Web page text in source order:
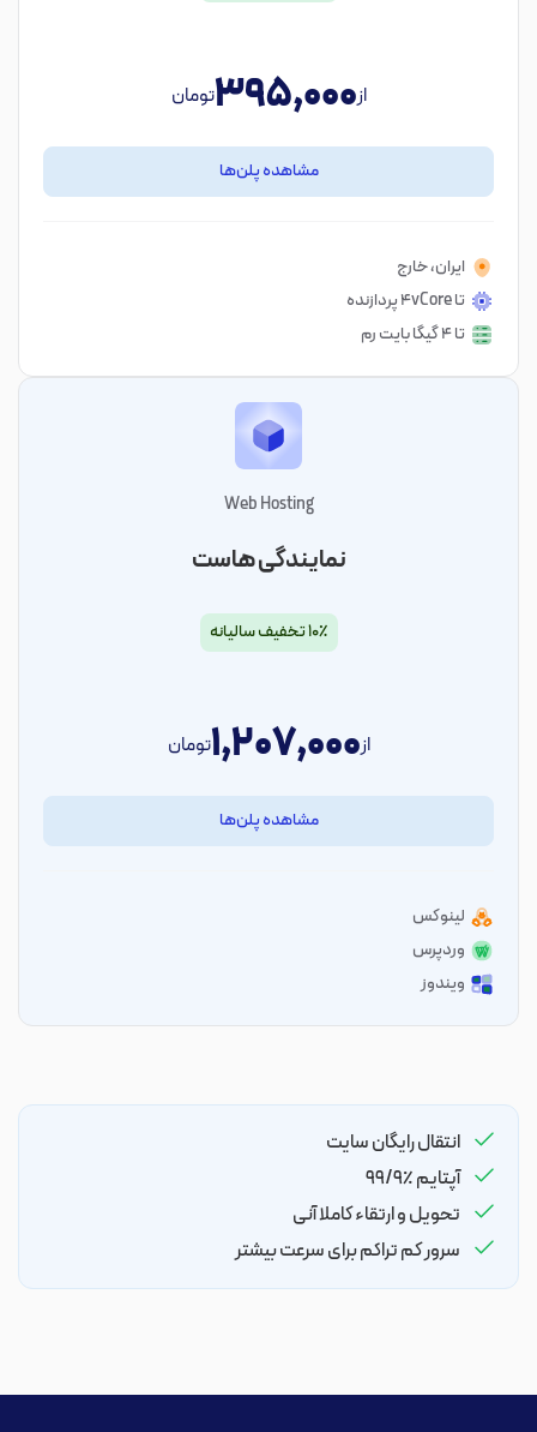
از395,000تومان
مشاهده پلن‌ها
ایران، خارج
تا 4vCore پردازنده
تا 4 گیگا بایت رم
Web Hosting
نمایندگی هاست
۱۰٪ تخفیف سالیانه
از1,207,000تومان
مشاهده پلن‌ها
لینوکس
وردپرس
ویندوز
انتقال رایگان سایت
آپتایم ٪۹۹/۹
تحویل و ارتقاء کاملا آنی
سرور کم تراکم برای سرعت بیشتر